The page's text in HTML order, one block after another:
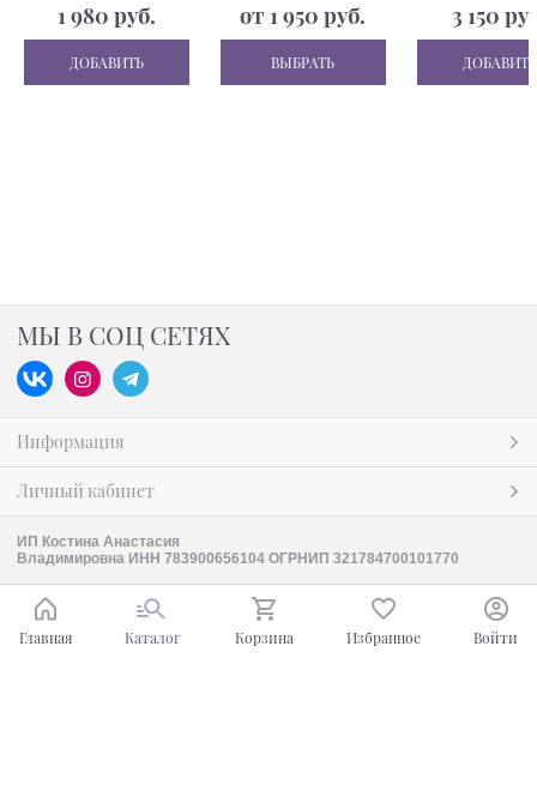
1 980 руб.
ДОБАВИТЬ
от1 950 руб.
ВЫБРАТЬ
3 150
ДОБАВИТЬ
МЫ В СОЦ СЕТЯХ
Информация
Личный кабинет
ИП Костина Анастасия
Владимировна ИНН 783900656104 ОГРНИП 321784700101770
Главная Каталог Корзина Избранное Войти